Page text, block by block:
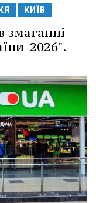
КИЇВ
змаганні
2026".